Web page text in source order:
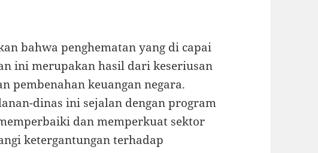
bahwa penghematan yang di capai
ini merupakan hasil dari keseriusan
pembenahan keuangan negara.
dinas ini sejalan dengan program
dan memperkuat sektor
ketergantungan terhadap